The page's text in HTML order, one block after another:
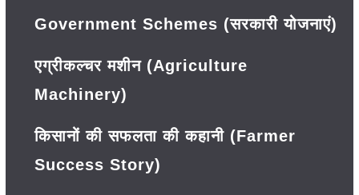
Government Schemes (सरकारी योजनाएं)
एग्रीकल्चर मशीन (Agriculture
Machinery)
किसानों की सफलता की कहानी (Farmer
Success Story)